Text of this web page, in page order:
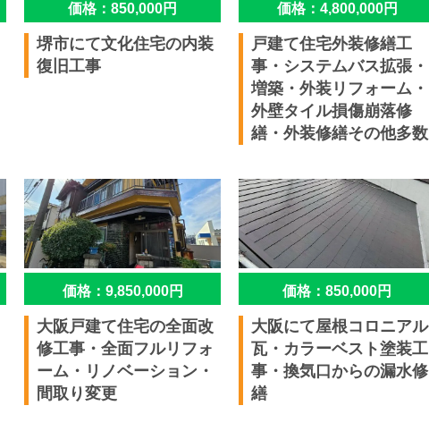
価格：850,000円
堺市にて文化住宅の内装
復旧工事
価格：4,800,000円
戸建て住宅外装修繕工
事・システムバス拡張・
増築・外装リフォーム・
外壁タイル損傷崩落修
繕・外装修繕その他多数
価格：9,850,000円
大阪戸建て住宅の全面改
修工事・全面フルリフォ
ーム・リノベーション・
間取り変更
価格：850,000円
大阪にて屋根コロニアル
瓦・カラーベスト塗装工
事・換気口からの漏水修
繕